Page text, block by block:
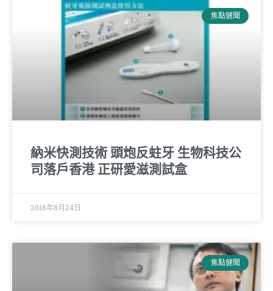
焦點健聞
納米快測技術 頭炮反蛀牙 生物科技公
司落戶香港 正研愛滋測試盒
2018年8月24日
焦點健聞